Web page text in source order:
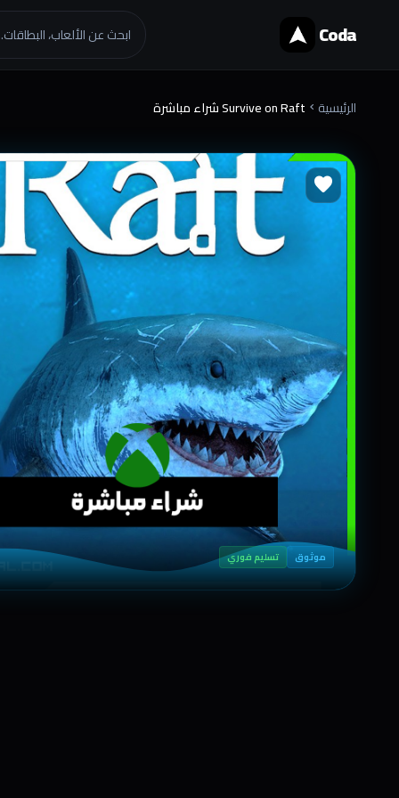
Coda ابحث عن الألعاب،
الرئيسية chevron_right Survive on Raft شراء مباشرة
favorite
موثوق تسليم فوري